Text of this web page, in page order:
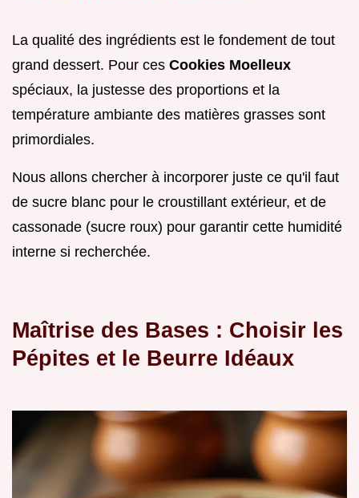
La qualité des ingrédients est le fondement de tout
grand dessert. Pour ces Cookies Moelleux
spéciaux, la justesse des proportions et la
température ambiante des matières grasses sont
primordiales.
Nous allons chercher à incorporer juste ce qu'il faut
de sucre blanc pour le croustillant extérieur, et de
cassonade (sucre roux) pour garantir cette humidité
interne si recherchée.
Maîtrise des Bases : Choisir les
Pépites et le Beurre Idéaux